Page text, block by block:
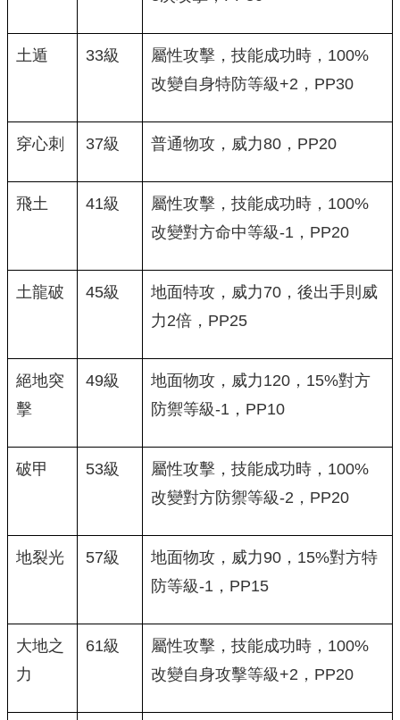
土遁 33級
屬性攻擊，技能成功時，100%
改變自身特防等級+2，PP30
穿心刺 37級 普通物攻，威力80，PP20
飛土 41級
屬性攻擊，技能成功時，100%
改變對方命中等級-1，PP20
土龍破 45級
地面特攻，威力70，後出手則威
力2倍，PP25
絕地突
擊
49級
地面物攻，威力120，15%對方
防禦等級-1，PP10
破甲 53級
屬性攻擊，技能成功時，100%
改變對方防禦等級-2，PP20
地裂光 57級
地面物攻，威力90，15%對方特
防等級-1，PP15
大地之
力
61級
屬性攻擊，技能成功時，100%
改變自身攻擊等級+2，PP20